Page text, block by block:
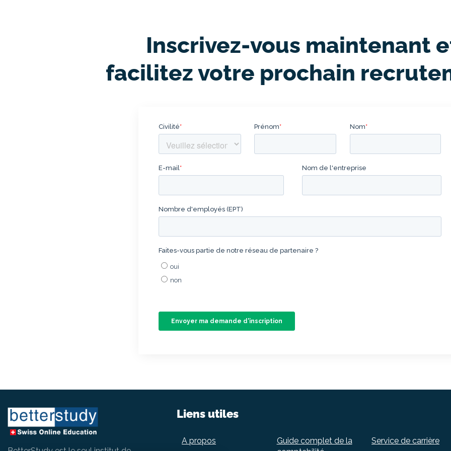
Inscrivez-vous maintenant
facilitez votre prochain
Liens utiles
A propos
Guide complet de la
Service de carrière